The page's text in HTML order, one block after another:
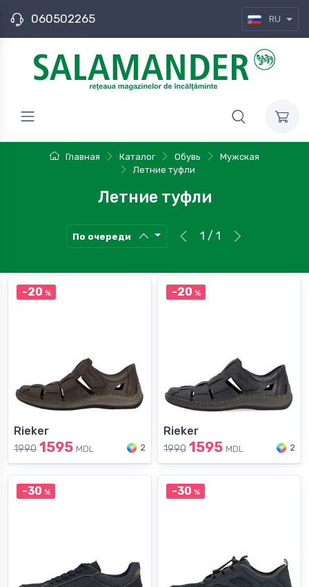
060502265 RU
Главная Каталог Обувь
Мужская
Летние туфли
Летние туфли
По очереди 1 / 1
-20 %
Rieker
1990 1595 MDL 2
-20 %
Rieker
1990 1595 MDL 2
-30 % -30 %